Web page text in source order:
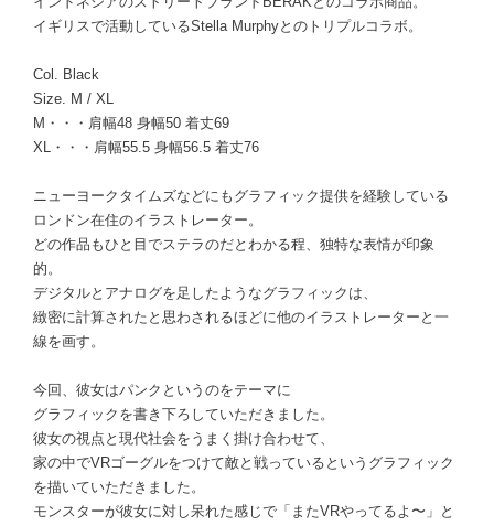
イギリスで活動しているStella Murphyとのトリプルコラボ。
Col. Black
Size. M / XL
M・・・肩幅48 身幅50 着丈69
XL・・・肩幅55.5 身幅56.5 着丈76
ニューヨークタイムズなどにもグラフィック提供を経験している
ロンドン在住のイラストレーター。
どの作品もひと目でステラのだとわかる程、独特な表情が印象
的。
デジタルとアナログを足したようなグラフィックは、
緻密に計算されたと思わされるほどに他のイラストレーターと一
線を画す。
今回、彼女はパンクというのをテーマに
グラフィックを書き下ろしていただきました。
彼女の視点と現代社会をうまく掛け合わせて、
家の中でVRゴーグルをつけて敵と戦っているというグラフィック
を描いていただきました。
モンスターが彼女に対し呆れた感じで「またVRやってるよ〜」と